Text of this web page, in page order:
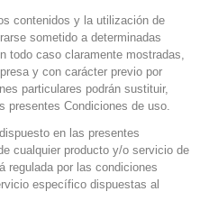
contenidos y la utilización de
sometido a determinadas
todo caso claramente mostradas,
y con carácter previo por
particulares podrán sustituir,
Condiciones de uso.
en las presentes
cualquier producto y/o servicio de
regulada por las condiciones
específico dispuestas al